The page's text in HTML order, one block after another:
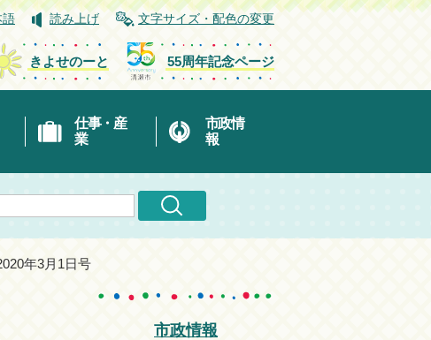
語 読み上げ 文字サイズ・配色の変更
きよせのーと 55周年記念ページ
仕事・産
業
市政情
報
年3月1日号
市政情報